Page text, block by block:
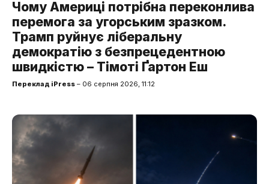
Чому Америці потрібна переконлива
перемога за угорським зразком.
Трамп руйнує ліберальну
демократію з безпрецедентною
швидкістю – Тімоті Ґартон Еш
Переклад iPress – 06 серпня 2026, 11:12